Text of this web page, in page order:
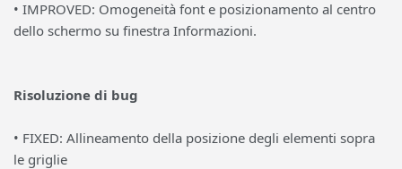
• IMPROVED: Omogeneità font e posizionamento al centro
dello schermo su finestra Informazioni.
Risoluzione di bug
• FIXED: Allineamento della posizione degli elementi sopra
le griglie